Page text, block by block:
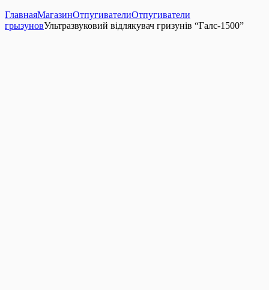
ГлавнаяМагазинОтпугивателиОтпугиватели
грызуновУльтразвуковий відлякувач гризунів “Галс-1500”